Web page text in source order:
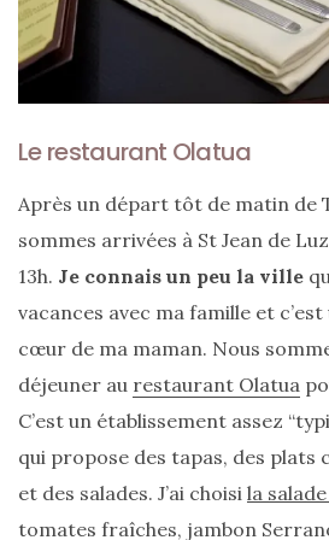
le
Batman
Small
RSVP
Paris
16/05/2026
Le restaurant Olatua
Après un départ tôt de matin de
sommes arrivées à St Jean de
13h. Je connais un peu la ville
vacances avec ma famille et
cœur de ma maman. Nous
déjeuner au restaurant Olatua
C’est un établissement assez
qui propose des tapas, des plats
et des salades. J’ai choisi la
tomates fraîches, jambon